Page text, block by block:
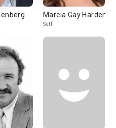
Marcia Gay Harden
Self